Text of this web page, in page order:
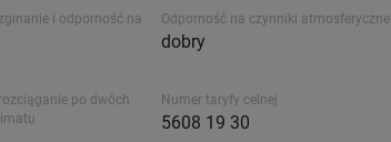
i odporność na
Odporność na czynniki atmosferyczne
dobry
po dwóch
Numer taryfy celnej
5608 19 30